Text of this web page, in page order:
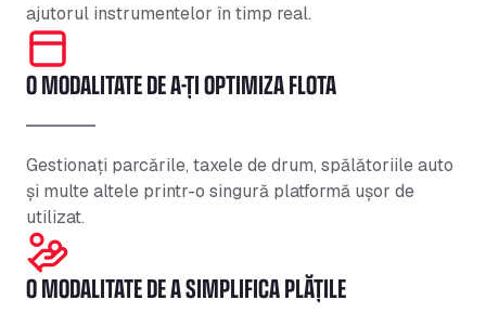
ajutorul instrumentelor în timp real.
O MODALITATE DE A-ȚI OPTIMIZA FLOTA
Gestionați parcările, taxele de drum, spălătoriile auto
și multe altele printr-o singură platformă ușor de
utilizat.
O MODALITATE DE A SIMPLIFICA PLĂȚILE